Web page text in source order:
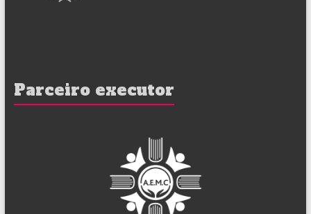
Parceiro executor